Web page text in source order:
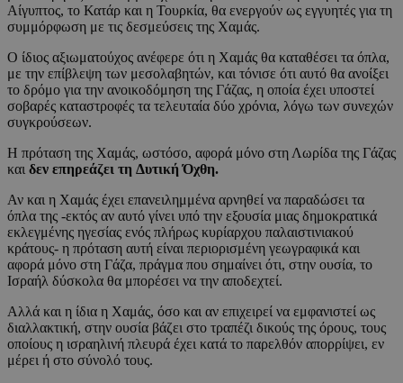
Αίγυπτος, το Κατάρ και η Τουρκία, θα ενεργούν ως εγγυητές για τη
συμμόρφωση με τις δεσμεύσεις της Χαμάς.
Ο ίδιος αξιωματούχος ανέφερε ότι η Χαμάς θα καταθέσει τα όπλα,
με την επίβλεψη των μεσολαβητών, και τόνισε ότι αυτό θα ανοίξει
το δρόμο για την ανοικοδόμηση της Γάζας, η οποία έχει υποστεί
σοβαρές καταστροφές τα τελευταία δύο χρόνια, λόγω των συνεχών
συγκρούσεων.
Η πρόταση της Χαμάς, ωστόσο, αφορά μόνο στη Λωρίδα της Γάζας
και δεν επηρεάζει τη Δυτική Όχθη.
Αν και η Χαμάς έχει επανειλημμένα αρνηθεί να παραδώσει τα
όπλα της -εκτός αν αυτό γίνει υπό την εξουσία μιας δημοκρατικά
εκλεγμένης ηγεσίας ενός πλήρως κυρίαρχου παλαιστινιακού
κράτους- η πρόταση αυτή είναι περιορισμένη γεωγραφικά και
αφορά μόνο στη Γάζα, πράγμα που σημαίνει ότι, στην ουσία, το
Ισραήλ δύσκολα θα μπορέσει να την αποδεχτεί.
Αλλά και η ίδια η Χαμάς, όσο και αν επιχειρεί να εμφανιστεί ως
διαλλακτική, στην ουσία βάζει στο τραπέζι δικούς της όρους, τους
οποίους η ισραηλινή πλευρά έχει κατά το παρελθόν απορρίψει, εν
μέρει ή στο σύνολό τους.